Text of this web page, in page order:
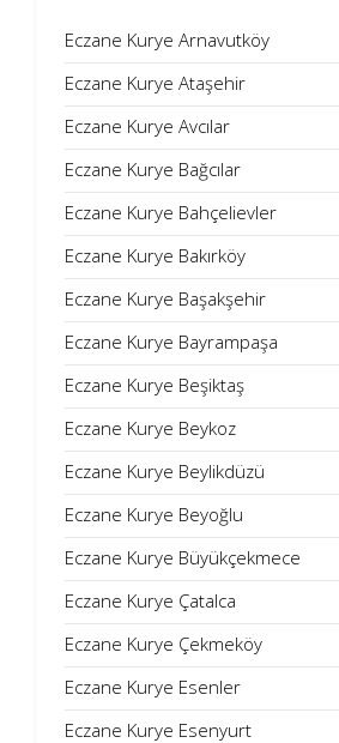
Eczane Kurye Arnavutköy
Eczane Kurye Ataşehir
Eczane Kurye Avcılar
Eczane Kurye Bağcılar
Eczane Kurye Bahçelievler
Eczane Kurye Bakırköy
Eczane Kurye Başakşehir
Eczane Kurye Bayrampaşa
Eczane Kurye Beşiktaş
Eczane Kurye Beykoz
Eczane Kurye Beylikdüzü
Eczane Kurye Beyoğlu
Eczane Kurye Büyükçekmece
Eczane Kurye Çatalca
Eczane Kurye Çekmeköy
Eczane Kurye Esenler
Eczane Kurye Esenyurt